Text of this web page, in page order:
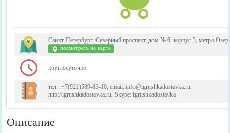
Санкт-Петербург, Северный проспект, дом № 6, корпус 3, метро
посмотреть на карте
круглосуточно
тел.: +7(921)589-83-10, email: info@igrushkadostavka.ru,
http://igrushkadostavka.ru, Skype: igrushkadostavka
Описание